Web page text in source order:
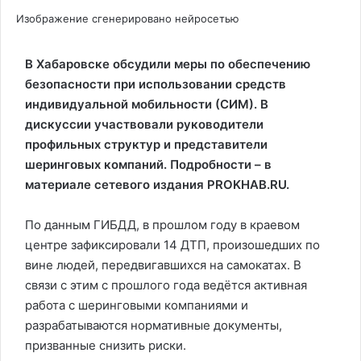
Изображение сгенерировано нейросетью
В Хабаровске обсудили меры по обеспечению
безопасности при использовании средств
индивидуальной мобильности (СИМ). В
дискуссии участвовали руководители
профильных структур и представители
шеринговых компаний. Подробности – в
материале сетевого издания PROKHAB.RU.
По данным ГИБДД, в прошлом году в краевом
центре зафиксировали 14 ДТП, произошедших по
вине людей, передвигавшихся на самокатах. В
связи с этим с прошлого года ведётся активная
работа с шеринговыми компаниями и
разрабатываются нормативные документы,
призванные снизить риски.